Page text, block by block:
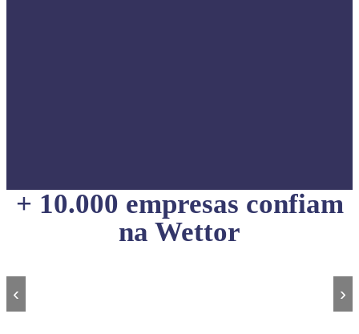
+ 10.000 empresas confiam
na Wettor
‹ ›